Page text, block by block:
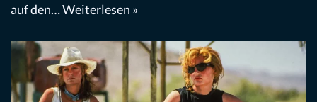
auf den…Weiterlesen »